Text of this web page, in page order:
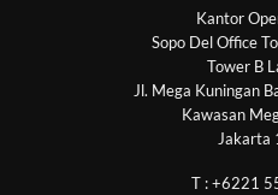
Kantor
Sopo Del Office
Tower B
Jl. Mega Kuningan
Kawasan
Jakarta
T : +6221